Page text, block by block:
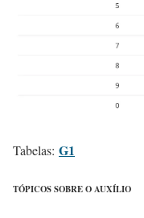
Tabelas: G1
TÓPICOS SOBRE O AUXÍLIO